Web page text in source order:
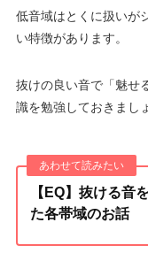
低音域はとくに扱いが
い特徴があります。
抜けの良い音で「魅せ
識を勉強しておきまし
【EQ】抜ける音
た各帯域のお話